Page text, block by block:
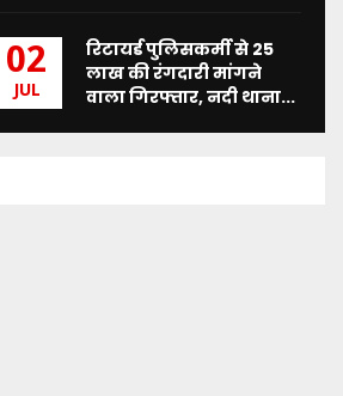
02
JUL
रिटायर्ड पुलिसकर्मी से 25
लाख की रंगदारी मांगने
वाला गिरफ्तार, नदी थाना...